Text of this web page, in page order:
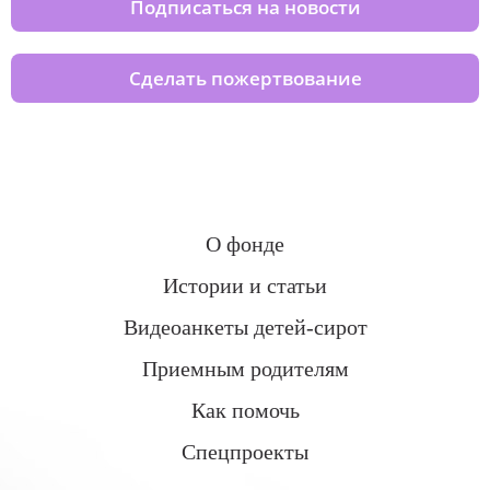
Подписаться на новости
Сделать пожертвование
О фонде
Истории и статьи
Видеоанкеты детей-сирот
Приемным родителям
Как помочь
Спецпроекты